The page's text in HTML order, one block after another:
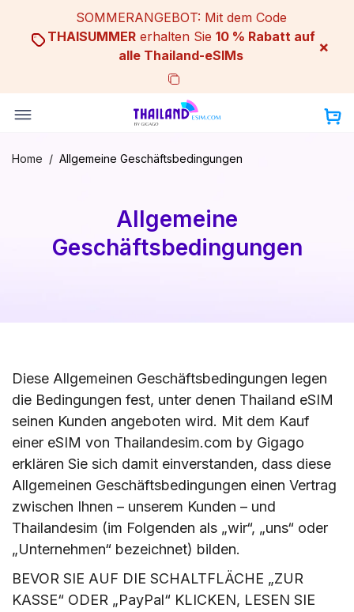
content
SOMMERANGEBOT: Mit dem Code
THAISUMMERerhalten Sie 10 % Rabatt auf
alle Thailand-eSIMs
×
Home / Allgemeine Geschäftsbedingungen
Allgemeine
Geschäftsbedingungen
Diese Allgemeinen Geschäftsbedingungen legen
die Bedingungen fest, unter denen Thailand eSIM
seinen Kunden angeboten wird. Mit dem Kauf
einer eSIM von Thailandesim.com by Gigago
erklären Sie sich damit einverstanden, dass diese
Allgemeinen Geschäftsbedingungen einen Vertrag
zwischen Ihnen – unserem Kunden – und
Thailandesim (im Folgenden als „wir“, „uns“ oder
„Unternehmen“ bezeichnet) bilden.
BEVOR SIE AUF DIE SCHALTFLÄCHE „ZUR
KASSE“ ODER „PayPal“ KLICKEN, LESEN SIE